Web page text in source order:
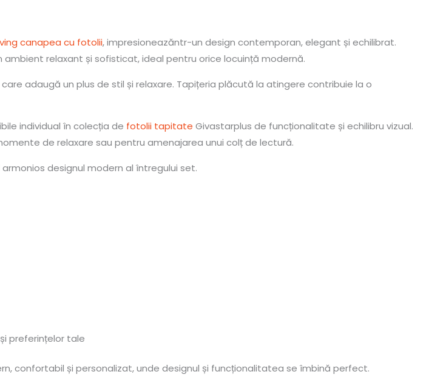
canapea cu fotolii, impresioneazăntr-un design contemporan, elegant și echilibrat.
relaxant și sofisticat, ideal pentru orice locuință modernă.
adaugă un plus de stil și relaxare. Tapițeria plăcută la atingere contribuie la o
individual în colecția de fotolii tapitate Givastarplus de funcționalitate și echilibru vizual.
de relaxare sau pentru amenajarea unui colț de lectură.
designul modern al întregului set.
preferințelor tale
confortabil și personalizat, unde designul și funcționalitatea se îmbină perfect.